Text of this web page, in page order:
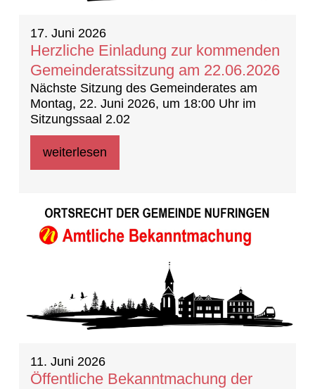
17. Juni 2026
Herzliche Einladung zur kommenden
Gemeinderatssitzung am 22.06.2026
Nächste Sitzung des Gemeinderates am
Montag, 22. Juni 2026, um 18:00 Uhr im
Sitzungssaal 2.02
weiterlesen
11. Juni 2026
Öffentliche Bekanntmachung der